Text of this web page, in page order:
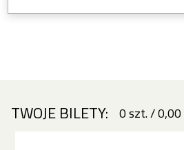
TWOJE BILETY: 0szt./0,00